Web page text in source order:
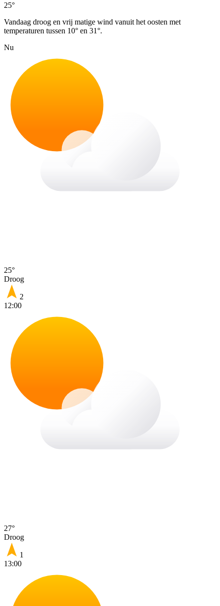
25°
Vandaag droog en vrij matige wind vanuit het oosten met
temperaturen tussen 10° en 31°.
Nu
25°
Droog
2
12:00
27°
Droog
1
13:00